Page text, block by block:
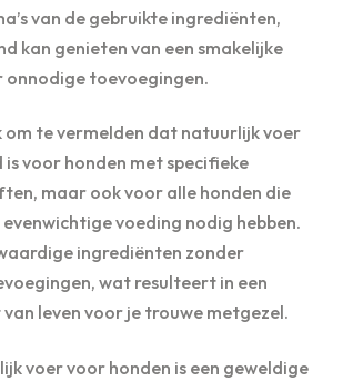
van de gebruikte ingrediënten,
kan genieten van een smakelijke
toevoegingen.
om te vermelden dat natuurlijk voer
voor honden met specifieke
maar ook voor alle honden die
evenwichtige voeding nodig hebben.
ingrediënten zonder
wat resulteert in een
leven voor je trouwe metgezel.
voer voor honden is een geweldige